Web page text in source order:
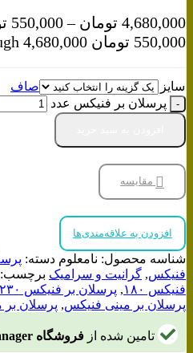
4,680,000 تومان –
550,000
550,000 تومان through 4,680,000 تومان
سایز
صاف
پرسلان بر فنیکس عدد
مقایسه
افزودن به علاقه‌مندی‌ها
شناسه محصول: نامعلوم دسته:
فنیکس, گرانیت و سرامیک برچسب:
فنیکس ۱۸۰
, پرسلان بر فنیکس ۲۳۰
پرسلان بر مینی فنیکس, پرسلان بر
تامین شده از فروشگاه Manager